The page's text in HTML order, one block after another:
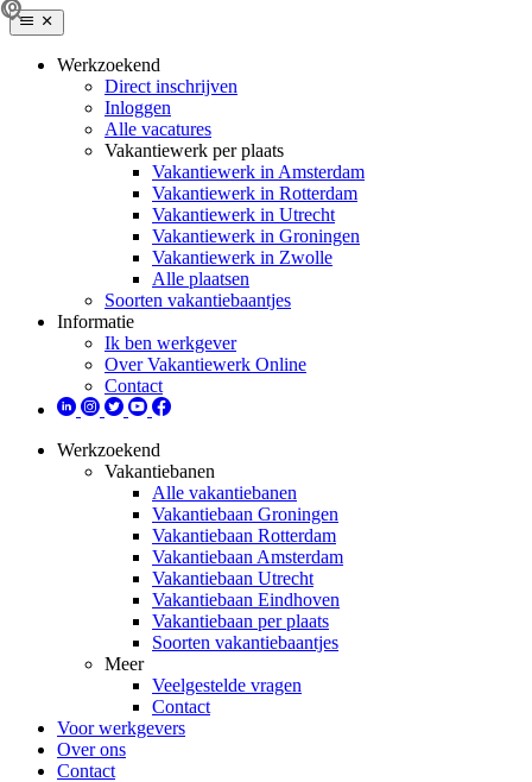
Werkzoekend
Direct inschrijven
Inloggen
Alle vacatures
Vakantiewerk per plaats
Vakantiewerk in Amsterdam
Vakantiewerk in Rotterdam
Vakantiewerk in Utrecht
Vakantiewerk in Groningen
Vakantiewerk in Zwolle
Alle plaatsen
Soorten vakantiebaantjes
Informatie
Ik ben werkgever
Over Vakantiewerk Online
Contact
Werkzoekend
Vakantiebanen
Alle vakantiebanen
Vakantiebaan Groningen
Vakantiebaan Rotterdam
Vakantiebaan Amsterdam
Vakantiebaan Utrecht
Vakantiebaan Eindhoven
Vakantiebaan per plaats
Soorten vakantiebaantjes
Meer
Veelgestelde vragen
Contact
Voor werkgevers
Over ons
Contact